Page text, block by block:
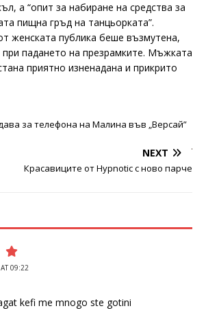
а “опит за набиране на средства за
пищна гръд на танцьорката”.
женската публика беше възмутена,
падането на презрамките. Мъжката
приятно изненадана и прикрито
за телефона на Малина във „Версай”
NEXT
Красавиците от Hypnotic с ново парче
09:22
kefi me mnogo ste gotini